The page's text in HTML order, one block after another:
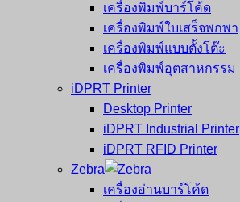
เครื่องพิมพ์บาร์โค้ด
เครื่องพิมพ์ใบเสร็จพกพา
เครื่องพิมพ์แบบตั้งโต๊ะ
เครื่องพิมพ์อุตสาหกรรม
iDPRT Printer
Desktop Printer
iDPRT Industrial Printer
iDPRT RFID Printer
Zebra
เครื่องอ่านบาร์โค้ด